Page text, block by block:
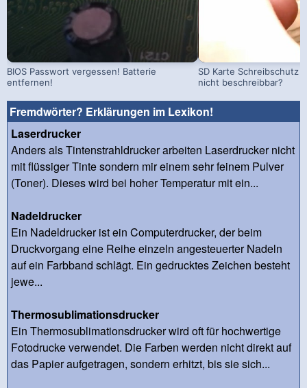
BIOS Passwort vergessen! Batterie
entfernen!
SD Karte Schreibschutz
nicht beschreibbar?
Fremdwörter? Erklärungen im Lexikon!
Laserdrucker
Anders als Tintenstrahldrucker arbeiten Laserdrucker nicht
mit flüssiger Tinte sondern mir einem sehr feinem Pulver
(Toner). Dieses wird bei hoher Temperatur mit ein...
Nadeldrucker
Ein Nadeldrucker ist ein Computerdrucker, der beim
Druckvorgang eine Reihe einzeln angesteuerter Nadeln
auf ein Farbband schlägt. Ein gedrucktes Zeichen besteht
jewe...
Thermosublimationsdrucker
Ein Thermosublimationsdrucker wird oft für hochwertige
Fotodrucke verwendet. Die Farben werden nicht direkt auf
das Papier aufgetragen, sondern erhitzt, bis sie sich...